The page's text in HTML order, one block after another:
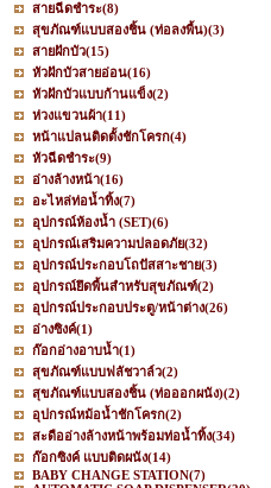
สายฉีดชำระ(8)
สุขภัณฑ์แบบสองชิ้น (ท่อลงพื้น)(3)
สายฝักบัว(15)
หัวฝักบัวสายอ่อน(16)
หัวฝักบัวแบบก้านแข็ง(2)
ห่วงแขวนผ้า(11)
หน้าแปลนติดตั้งชักโครก(4)
หัวฉีดชำระ(9)
อ่างล้างหน้า(16)
อะไหล่ท่อน้ำทิ้ง(7)
อุปกรณ์ห้องน้ำ (SET)(6)
อุปกรณ์เสริมความปลอดภัย(32)
อุปกรณ์ประกอบโถปัสสาะชาย(3)
อุปกรณ์ยึดพื้นสำหรับสุขภัณฑ์(2)
อุปกรณ์ประกอบประตู/หน้าต่าง(26)
อ่างซิงค์(1)
ก๊อกอ่างอาบน้ำ(1)
สุขภัณฑ์แบบฟลัชวาล์ว(2)
สุขภัณฑ์แบบสองชิ้น (ท่อออกผนัง)(2)
อุปกรณ์หม้อน้ำชักโครก(2)
สะดืออ่างล้างหน้าพร้อมท่อน้ำทิ้ง(34)
ก๊อกซิงค์ แบบติดผนัง(14)
BABY CHANGE STATION(7)